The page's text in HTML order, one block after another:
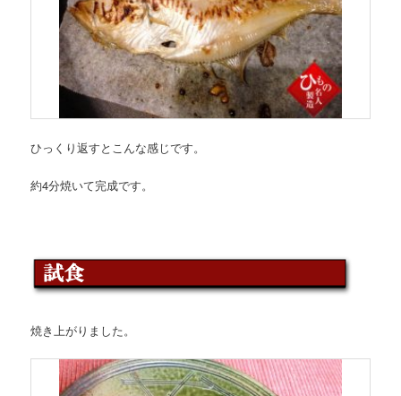
ひっくり返すとこんな感じです。
約4分焼いて完成です。
焼き上がりました。